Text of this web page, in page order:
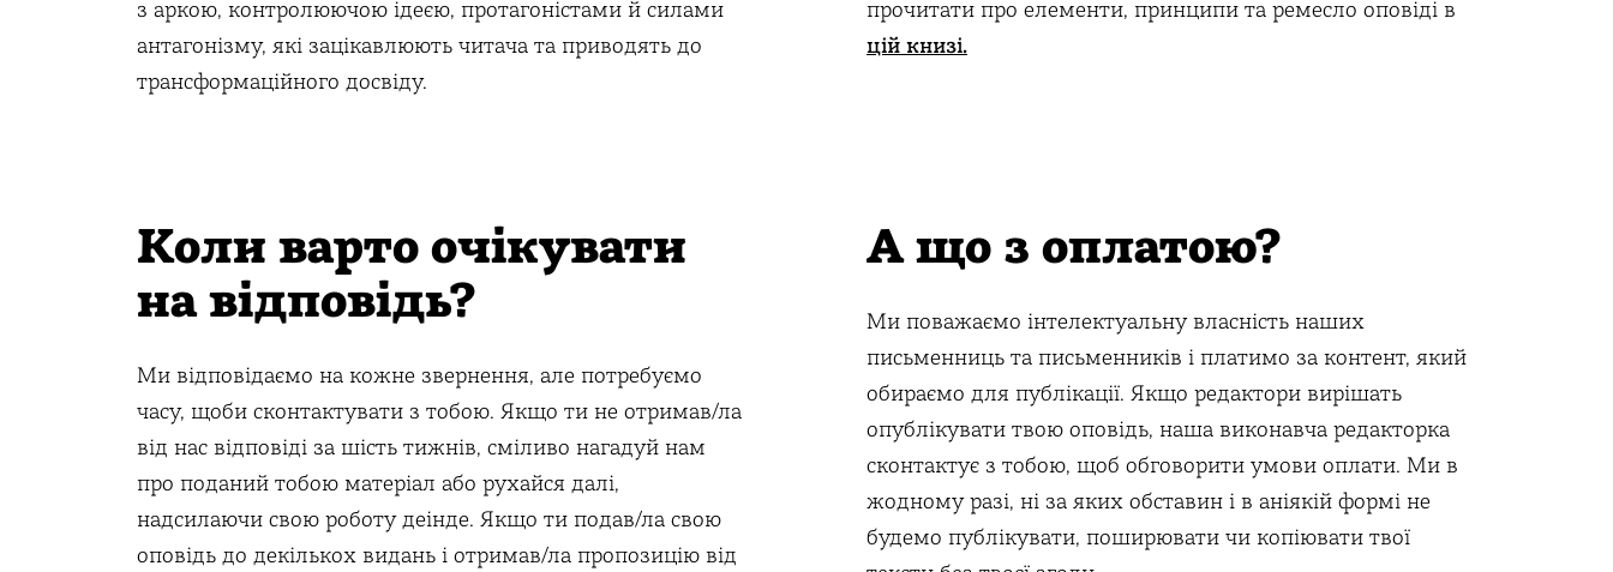
з аркою, контролюючою ідеєю, протагоністами й силами
антагонізму, які зацікавлюють читача та приводять до
трансформаційного досвіду.
прочитати про елементи, принципи та ремесло оповіді в
цій книзі.
Коли варто очікувати
на відповідь?
Ми відповідаємо на кожне звернення, але потребуємо
часу, щоби сконтактувати з тобою. Якщо ти не отримав/ла
від нас відповіді за шість тижнів, сміливо нагадуй нам
про поданий тобою матеріал або рухайся далі,
надсилаючи свою роботу деінде. Якщо ти подав/ла свою
оповідь до декількох видань і отримав/ла пропозицію від
А що з оплатою?
Ми поважаємо інтелектуальну власність наших
письменниць та письменників і платимо за контент, який
обираємо для публікації. Якщо редактори вирішать
опублікувати твою оповідь, наша виконавча редакторка
сконтактує з тобою, щоб обговорити умови оплати. Ми в
жодному разі, ні за яких обставин і в аніякій формі не
будемо публікувати, поширювати чи копіювати твої